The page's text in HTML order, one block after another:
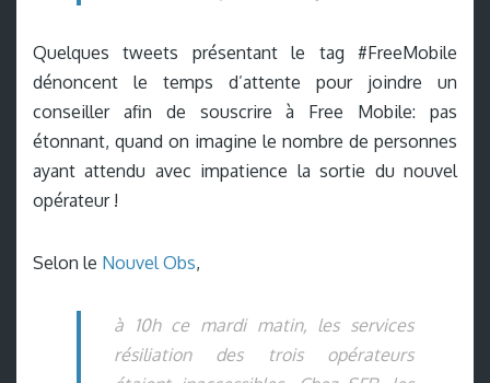
Quelques tweets présentant le tag #FreeMobile
dénoncent le temps d’attente pour joindre un
conseiller afin de souscrire à Free Mobile: pas
étonnant, quand on imagine le nombre de personnes
ayant attendu avec impatience la sortie du nouvel
opérateur !
Selon le Nouvel Obs,
à 10h ce mardi matin, les services
résiliation des trois opérateurs